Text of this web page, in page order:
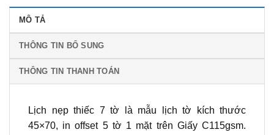
MÔ TẢ
THÔNG TIN BỔ SUNG
THÔNG TIN THANH TOÁN
Lịch nẹp thiếc 7 tờ là mẫu lịch tờ kích thước
45×70, in offset 5 tờ 1 mặt trên Giấy C115gsm.